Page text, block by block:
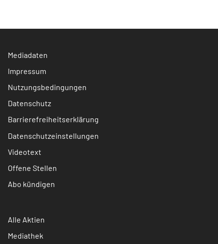
Mediadaten
Impressum
Nutzungsbedingungen
Datenschutz
Barrierefreiheitserklärung
Datenschutzeinstellungen
Videotext
Offene Stellen
Abo kündigen
Alle Aktien
Mediathek